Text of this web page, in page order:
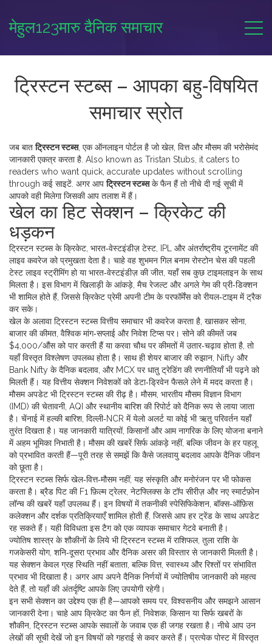
मेहुल123मारु दैनिक समाचार
ट्रिस्टन स्टब्स – आपका बहु‑विषयित
समाचार स्रोत
जब बातट्रिस्टन स्टब्स, एक ऑनलाइन पोर्टल है जो खेल, वित्त और मौसम की भरोसेमंद
जानकारी एकत्र करता है . Also known as Tristan Stubs , it caters to
readers who want quick, accurate updates without scrolling
through कई साइटें. अगर आपट्रिस्टन स्टब्सके फैन हैं तो नीचे दी गई सूची में
आपको वही मिलेगा जिसकी आप तलाश में हैं।
खेल का हिट सेक्शन – क्रिकेट की
धड़कन
ट्रिस्टन स्टब्स केक्रिकेट भारत‑वेस्टइंडीज़ टेस्ट, IPL और अंतर्राष्ट्रीय टूरनामेंट की
लाइव कवरेज को प्रमुखता देता है। चाहे वह शुभमन गिल बनाम रोस्टोन चेस की पहली
टेस्ट लाइव स्ट्रीमिंग हो या भारत‑वेस्टइंडीज़ की जीत, यहाँ सब कुछ टाइमलाइन के साथ
मिलता है। इस विभाग में खिलाड़ी के आंकड़े, मैच रेजल्ट और अगले गेम की प्री‑डिक्शन
भी शामिल होते हैं, जिससे क्रिकेट प्रेमी अपनी टीम के परफॉर्मेंस को रीयल‑टाइम में ट्रैक
कर सके।
खेल के अलावा ट्रिस्टन स्टब्स वित्तीय समाचार भी कवरेज करता है, खासकरसोना,
बाजार की कीमत, वैश्विक मांग‑सप्लाई और निवेश टिप्सपर। सोने की कीमतें जब
$4,000/औंस को पार करती हैं या करवा चौथ पर कीमतों में उतार‑चढ़ाव होता है, तो
यहाँ विस्तृत विश्लेषण उपलब्ध होता है। साथ ही शेयर बाजार की रुझान, Nifty और
Bank Nifty के दैनिक बदलाव, और MCX पर धातु ट्रेडिंग की रणनीतियाँ भी पढ़ने को
मिलती हैं। यह वित्तीय सेक्शन निवेशकों को डेटा‑ड्रिवेन फैसले लेने में मदद करता है।
मौसम अपडेट भी ट्रिस्टन स्टब्स की रीढ़ है। मौसम, भारतीय मौसम विज्ञान विभाग
(IMD) की चेतावनी, AQI और स्थानीय बारिश की रिपोर्ट को दैनिक रूप से लाया जाता
है। चेंनाई में हल्की बारिश, दिल्ली‑NCR में येलो अलर्ट या कोई भी ऋतु परिवर्तन यहाँ
तुरंत दिखता है। यह जानकारी यात्रियों, किसानों और आम नागरिक के लिए योजना बनाने
में अहम भूमिका निभाती है। मौसम की खबरें सिर्फ आंकड़े नहीं, बल्कि जीवन के हर पहलू
को प्रभावित करती हैं—पूरी तरह से समझें कि कैसे जलवायु बदलाव आपके दैनिक जीवन
को छूता है।
ट्रिस्टन स्टब्स सिर्फ खेल‑वित्त‑मौसम नहीं; यह संस्कृति और मनोरंजन पर भी फोकस
करता है। ब्रैड पिट की F1 फ़िल्म ट्रेलर, नेटफ्लिक्स के टॉप सीरीज़ और नए स्मार्टफ़ोन
लॉन्च की खबरें यहाँ उपलब्ध हैं। इन विषयों में तकनीकी स्पेसिफिकेशन, बॉक्स‑ऑफ़िस
कलेक्शन और दर्शक प्रतिक्रियाएँ शामिल होती हैं, जिससे आप हर ट्रेंड के साथ अपडेट
रह सकते हैं। यही विविधता इस टैग को एक व्यापक समाचार गेटवे बनाती है।
ज्योतिष शास्त्र के शौकीनों के लिये भी ट्रिस्टन स्टब्स मेंराशिफल, तुला राशि के
गजकेसरी योग, शनि‑दूसरा प्रभाव और दैनिक असरकी विस्तार से जानकारी मिलती है।
यह सेक्शन केवल ग्रह स्थिति नहीं बताता, बल्कि वित्त, स्वास्थ्य और रिश्तों पर संभावित
प्रभाव भी दिखाता है। अगर आप अपने दैनिक निर्णयों में ज्योतिषीय जानकारी को महत्व
देते हैं, तो यहाँ की अंतर्दृष्टि आपके लिए उपयोगी रहेगी।
इन सभी सेक्शन का उद्देश्य एक ही है—आपको समय पर, विश्वसनीय और समझने आसान
जानकारी देना। चाहे आप क्रिकेट का फैन हों, निवेशक, किसान या सिर्फ खबरों के
शौकीन, ट्रिस्टन स्टब्स आपके सवालों के जवाब एक ही जगह रखता है। नीचे आप उन
लेखों की सूची देखें जो इन विषयों को गहराई से कवर करते हैं। प्रत्येक पोस्ट में विस्तृत